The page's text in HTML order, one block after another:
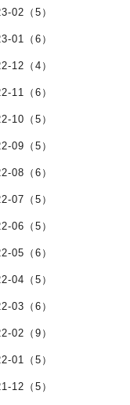
02（5）
01（6）
12（4）
11（6）
10（5）
09（5）
08（6）
07（5）
06（5）
05（6）
04（5）
03（6）
02（9）
01（5）
12（5）